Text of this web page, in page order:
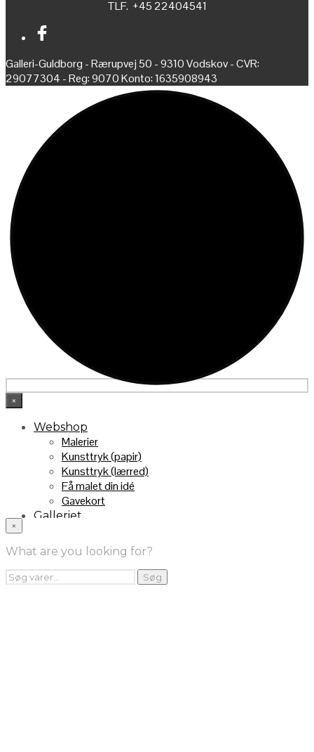
TLF. +45 22404541
Galleri-Guldborg - Rærupvej 50 - 9310 Vodskov - CVR:
29077304 - Reg: 9070 Konto: 1635908943
×
Webshop
Malerier
Kunsttryk (papir)
Kunsttryk (lærred)
Få malet din idé
Gavekort
Galleriet
Handelsebetingelser
Returnering
FRA TV
Videoklip fra TV2
×
What are you looking for?
Søg
efter:
Søg